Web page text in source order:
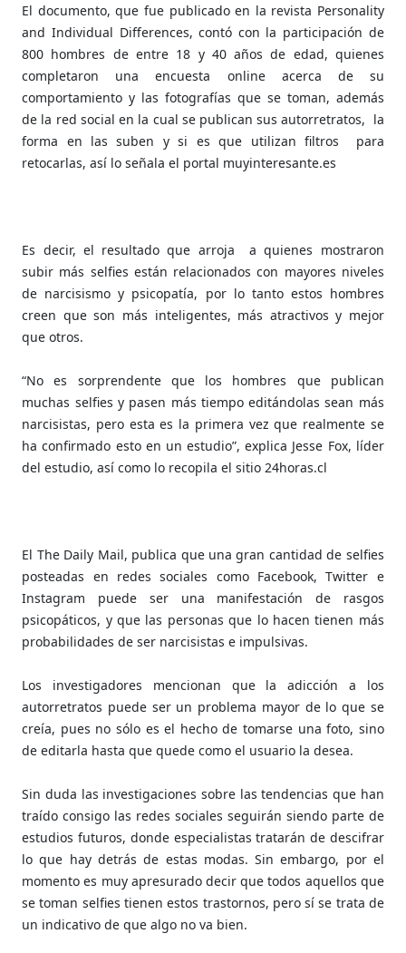
El documento, que fue publicado en la revista Personality
and Individual Differences, contó con la participación de
800 hombres de entre 18 y 40 años de edad, quienes
completaron una encuesta online acerca de su
comportamiento y las fotografías que se toman, además
de la red social en la cual se publican sus autorretratos, la
forma en las suben y si es que utilizan filtros para
retocarlas, así lo señala el portal muyinteresante.es
Es decir, el resultado que arroja a quienes mostraron
subir más selfies están relacionados con mayores niveles
de narcisismo y psicopatía, por lo tanto estos hombres
creen que son más inteligentes, más atractivos y mejor
que otros.
“No es sorprendente que los hombres que publican
muchas selfies y pasen más tiempo editándolas sean más
narcisistas, pero esta es la primera vez que realmente se
ha confirmado esto en un estudio”, explica Jesse Fox, líder
del estudio, así como lo recopila el sitio 24horas.cl
El The Daily Mail, publica que una gran cantidad de selfies
posteadas en redes sociales como Facebook, Twitter e
Instagram puede ser una manifestación de rasgos
psicopáticos, y que las personas que lo hacen tienen más
probabilidades de ser narcisistas e impulsivas.
Los investigadores mencionan que la adicción a los
autorretratos puede ser un problema mayor de lo que se
creía, pues no sólo es el hecho de tomarse una foto, sino
de editarla hasta que quede como el usuario la desea.
Sin duda las investigaciones sobre las tendencias que han
traído consigo las redes sociales seguirán siendo parte de
estudios futuros, donde especialistas tratarán de descifrar
lo que hay detrás de estas modas. Sin embargo, por el
momento es muy apresurado decir que todos aquellos que
se toman selfies tienen estos trastornos, pero sí se trata de
un indicativo de que algo no va bien.